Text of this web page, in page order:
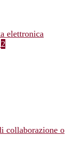
elettronica
2
collaborazione o